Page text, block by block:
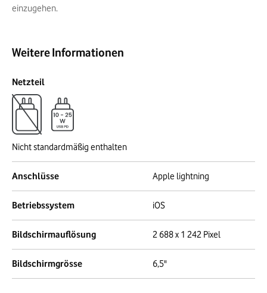
einzugehen.
Weitere Informationen
Netzteil
Nicht standardmäßig enthalten
Anschlüsse Apple lightning
Betriebssystem iOS
Bildschirmauflösung 2 688 x 1 242 Pixel
Bildschirmgrösse 6,5"